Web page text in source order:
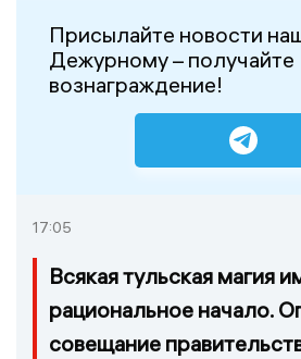
Присылайте новости
Дежурному – получайте
вознаграждение!
17:05
Всякая тульская магия
рациональное начало.
совещание